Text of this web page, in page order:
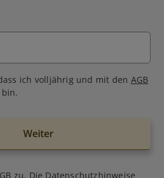
ich volljährig und mit den AGB
Weiter
zu. Die Datenschutzhinweise